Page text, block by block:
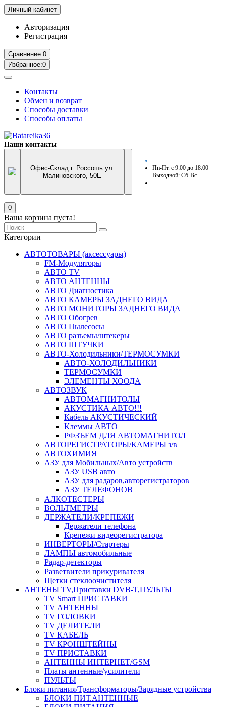
Личный кабинет
Авторизация
Регистрация
Сравнение:0
Избранное:0
Контакты
Обмен и возврат
Способы доставки
Способы оплаты
Наши контакты
Офис-Склад г. Россошь ул.
Малиновского, 50Е
Пн-Пт. с 9:00 до 18:00
Выходной: Сб-Вс.
0
Ваша корзина пуста!
Категории
АВТОТОВАРЫ (аксессуары)
FM-Модуляторы
АВТО TV
АВТО АНТЕННЫ
АВТО Диагностика
АВТО КАМЕРЫ ЗАДНЕГО ВИДА
АВТО МОНИТОРЫ ЗАДНЕГО ВИДА
АВТО Обогрев
АВТО Пылесосы
АВТО разъемы/штекеры
АВТО ШТУЧКИ
АВТО-Холодильники/ТЕРМОСУМКИ
АВТО-ХОЛОДИЛЬНИКИ
ТЕРМОСУМКИ
ЭЛЕМЕНТЫ ХООДА
АВТОЗВУК
АВТОМАГНИТОЛЫ
АКУСТИКА АВТО!!!
Кабель АКУСТИЧЕСКИЙ
Клеммы АВТО
РФЗЪЕМ ДЛЯ АВТОМАГНИТОЛ
АВТОРЕГИСТРАТОРЫ/КАМЕРЫ з/в
АВТОХИМИЯ
АЗУ для Мобильных/Авто устройств
АЗУ USB авто
АЗУ для радаров,авторегистраторов
АЗУ ТЕЛЕФОНОВ
АЛКОТЕСТЕРЫ
ВОЛЬТМЕТРЫ
ДЕРЖАТЕЛИ/КРЕПЕЖИ
Держатели телефона
Крепежи видеорегистратора
ИНВЕРТОРЫ/Стартеры
ЛАМПЫ автомобильные
Радар-детекторы
Разветвители прикуривателя
Щетки стеклоочистителя
АНТЕНЫ ТV,Приставки DVB-T,ПУЛЬТЫ
TV Smart ПРИСТАВКИ
TV АНТЕННЫ
TV ГОЛОВКИ
TV ДЕЛИТЕЛИ
TV КАБЕЛЬ
TV КРОНШТЕЙНЫ
TV ПРИСТАВКИ
АНТЕННЫ ИНТЕРНЕТ/GSM
Платы антенные/усилители
ПУЛЬТЫ
Блоки питания/Трансформаторы/Зарядные устройства
БЛОКИ ПИТ.АНТЕННЫЕ